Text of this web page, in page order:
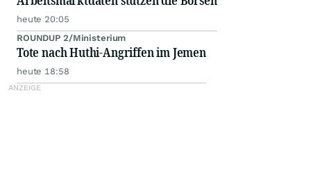
heute 20:05
ROUNDUP 2/Ministerium
Tote nach Huthi-Angriffen im Jemen
heute 18:58